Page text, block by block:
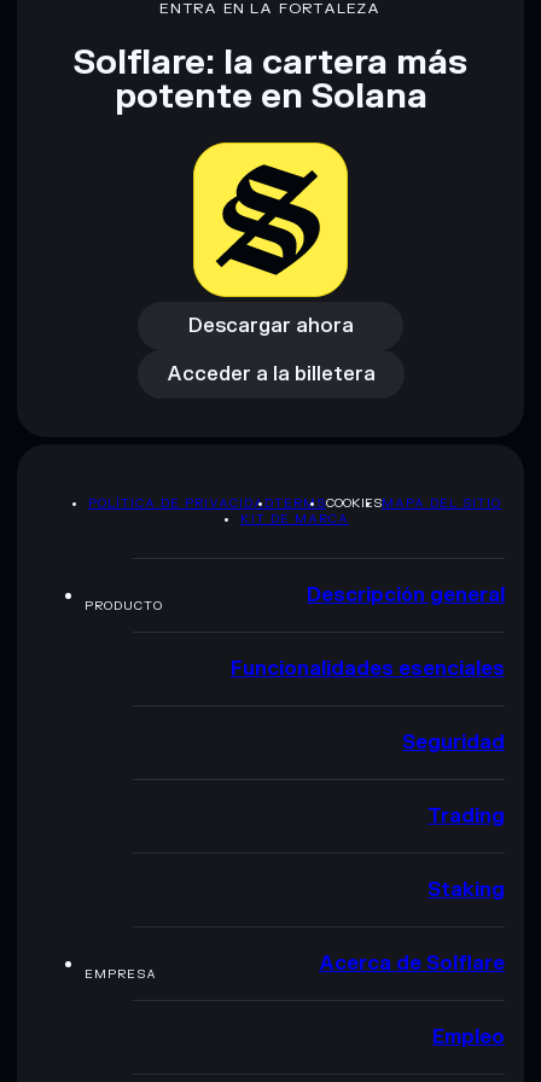
Descargo de responsabilidad: Esta información tiene
únicamente fines educativos y no constituye asesoramiento
proporcionados por rugcheck.xyz.
ENTRA EN LA FORTALEZA
Solflare: la cartera más
potente en Solana
Descargar ahora
Descargar ahora
Acceder a la billetera
Acceder a la billetera
POLÍTICA DE PRIVACIDADTERMSCOOKIESMAPA DEL SITIO
KIT DE MARCA
PRODUCTO Descripción general
Funcionalidades esenciales
Seguridad
Trading
Staking
EMPRESA Acerca de Solflare
Empleo